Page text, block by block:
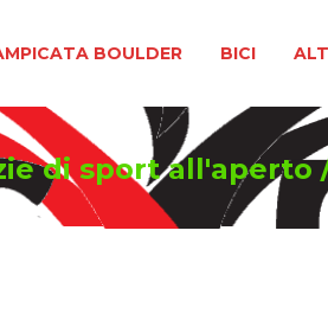
BOULDER BICI
di sport all'aperto